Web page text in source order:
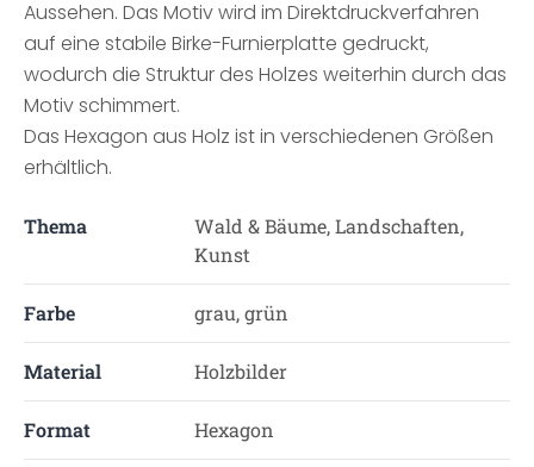
Aussehen. Das Motiv wird im Direktdruckverfahren
auf eine stabile Birke-Furnierplatte gedruckt,
wodurch die Struktur des Holzes weiterhin durch das
Motiv schimmert.
Das Hexagon aus Holz ist in verschiedenen Größen
erhältlich.
Thema
Wald & Bäume, Landschaften,
Kunst
Farbe grau, grün
Material Holzbilder
Format Hexagon